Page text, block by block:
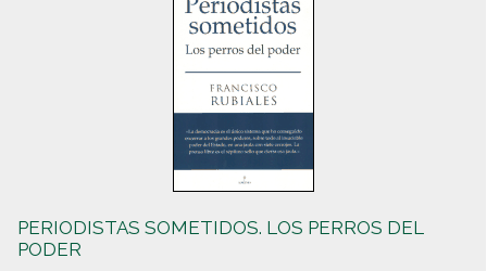
PERIODISTAS SOMETIDOS. LOS PERROS DEL
PODER